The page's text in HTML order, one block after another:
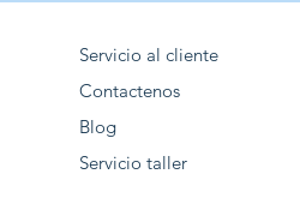
Servicio al cliente
Contactenos
Blog
Servicio taller